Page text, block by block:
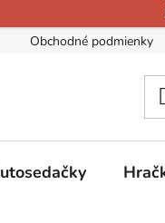
Obchodné podmienky